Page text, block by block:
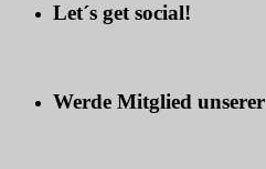
Let´s get social!
Werde Mitglied unserer